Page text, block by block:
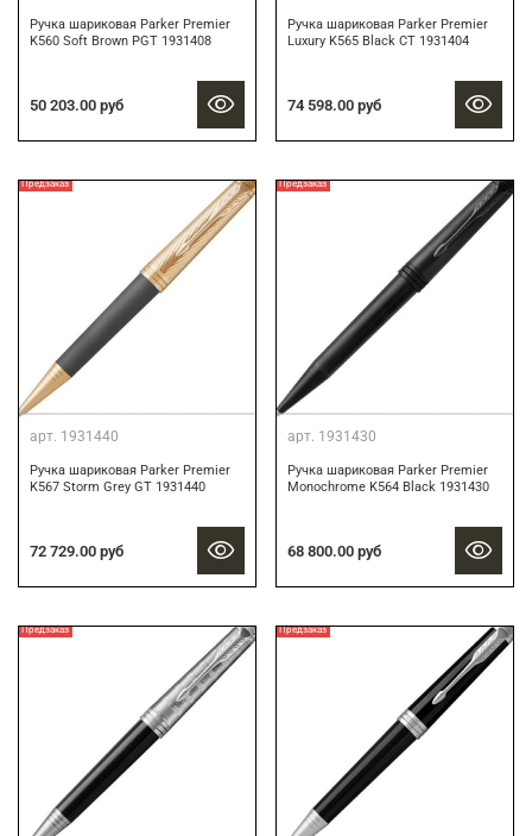
Ручка шариковая Parker Premier
K560 Soft Brown PGT 1931408
50 203.00 руб
Ручка шариковая Parker Premier
Luxury K565 Black CT 1931404
74 598.00 руб
Предзаказ
арт. 1931440
Ручка шариковая Parker Premier
K567 Storm Grey GT 1931440
72 729.00 руб
Предзаказ
арт. 1931430
Ручка шариковая Parker Premier
Monochrome K564 Black 1931430
68 800.00 руб
Предзаказ Предзаказ